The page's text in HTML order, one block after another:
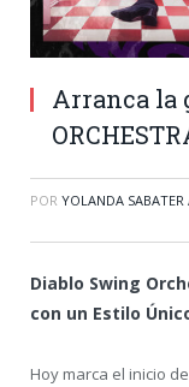
Arranca la
POR YOLANDA SABATER
Diablo Swing
con un Estilo
Hoy marca el inicio